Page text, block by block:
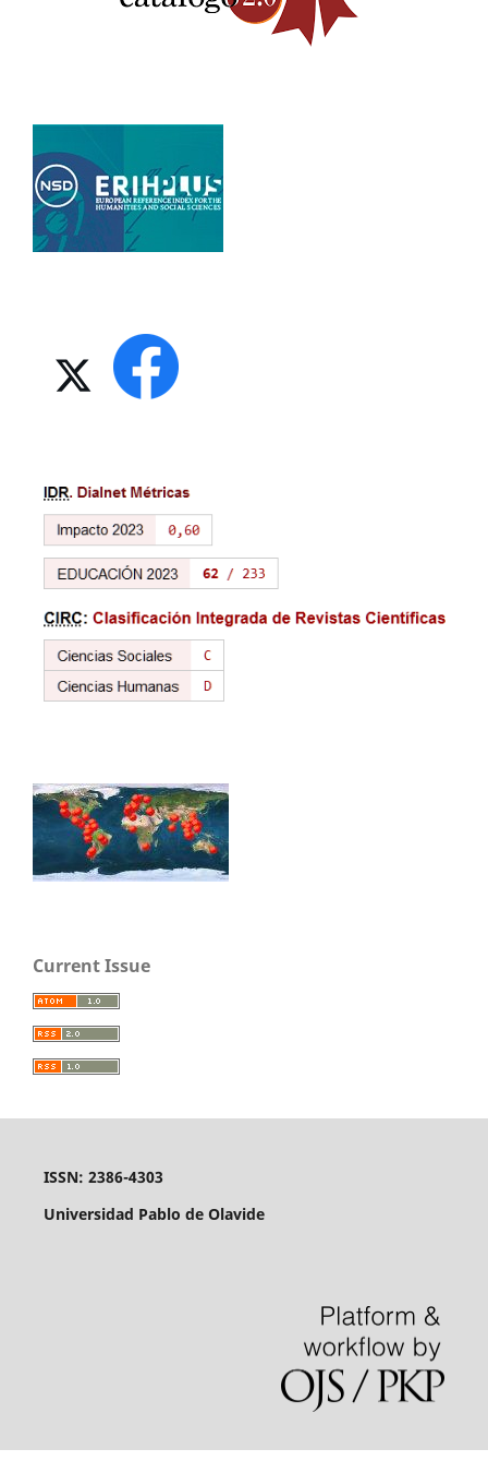
Current Issue
ISSN: 2386-4303
Universidad Pablo de Olavide